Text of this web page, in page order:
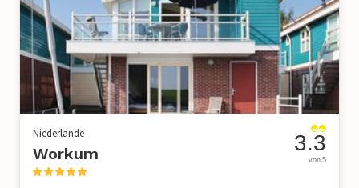
Niederlande
Workum 3.3
von 5